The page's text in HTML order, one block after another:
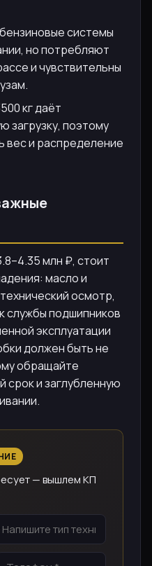
системы
но потребляют
и чувствительны
кг даёт
загрузку, поэтому
вес и распределение
млн ₽, стоит
масло и
осмотр,
службы подшипников
эксплуатации
должен быть не
обращайте
срок и заглубленную
— вышлем КП